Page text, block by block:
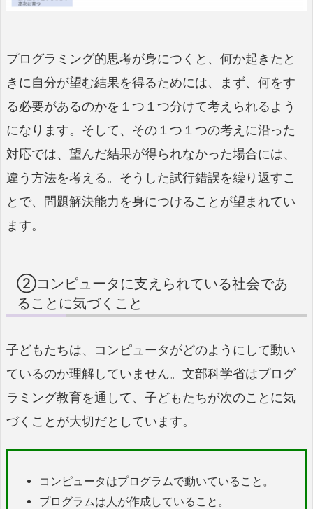
プログラミング的思考が身につくと、何か起きたと
きに自分が望む結果を得るためには、まず、何をす
る必要があるのかを１つ１つ分けて考えられるよう
になります。そして、その１つ１つの考えに沿った
対応では、望んだ結果が得られなかった場合には、
違う方法を考える。そうした試行錯誤を繰り返すこ
とで、問題解決能力を身につけることが望まれてい
ます。
②コンピュータに支えられている社会であ
ることに気づくこと
子どもたちは、コンピュータがどのようにして動い
ているのか理解していません。文部科学省はプログ
ラミング教育を通して、子どもたちが次のことに気
づくことが大切だとしています。
コンピュータはプログラムで動いていること。
プログラムは人が作成していること。